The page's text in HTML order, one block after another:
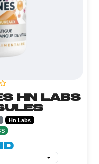
HN LABS
Hn Labs